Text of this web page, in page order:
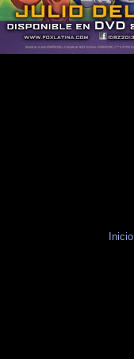
Inicio